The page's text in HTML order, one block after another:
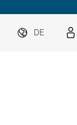
DE